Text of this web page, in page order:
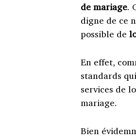
de mariage.
digne de ce
possible de
En effet,
standards
services de
mariage.
Bien